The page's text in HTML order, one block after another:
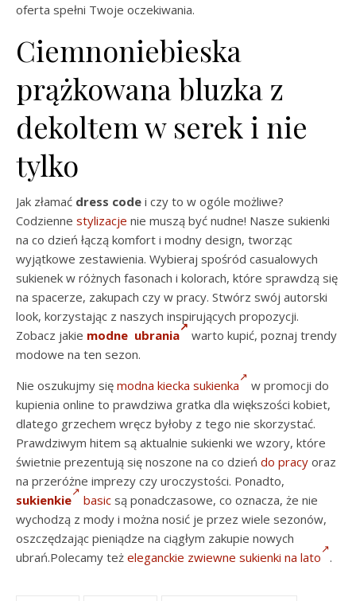
oferta spełni Twoje oczekiwania.
Ciemnoniebieska
prążkowana bluzka z
dekoltem w serek i nie
tylko
Jak złamać dress code i czy to w ogóle możliwe?
Codzienne stylizacje nie muszą być nudne! Nasze sukienki
na co dzień łączą komfort i modny design, tworząc
wyjątkowe zestawienia. Wybieraj spośród casualowych
sukienek w różnych fasonach i kolorach, które sprawdzą się
na spacerze, zakupach czy w pracy. Stwórz swój autorski
look, korzystając z naszych inspirujących propozycji.
Zobacz jakie modne ubrania
warto kupić, poznaj trendy
modowe na ten sezon.
Nie oszukujmy się modna kiecka sukienka
w promocji do
kupienia online to prawdziwa gratka dla większości kobiet,
dlatego grzechem wręcz byłoby z tego nie skorzystać.
Prawdziwym hitem są aktualnie sukienki we wzory, które
świetnie prezentują się noszone na co dzień do pracy oraz
na przeróżne imprezy czy uroczystości. Ponadto,
sukienkie
basic są ponadczasowe, co oznacza, że nie
wychodzą z mody i można nosić je przez wiele sezonów,
oszczędzając pieniądze na ciągłym zakupie nowych
ubrań.Polecamy też eleganckie zwiewne sukienki na lato .